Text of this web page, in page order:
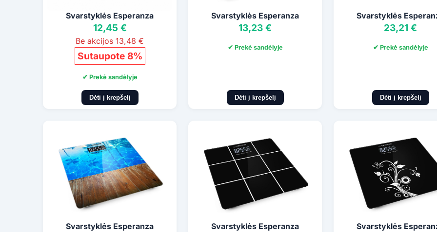
Svarstyklės Esperanza
12,45 €
Be akcijos 13,48 €
Sutaupote 8%
✔ Prekė sandėlyje
Dėti į krepšelį
Svarstyklės Esperanza
13,23 €
✔ Prekė sandėlyje
Dėti į krepšelį
Svarstyklės
23,21 €
✔ Prekė sandėlyje
Dėti į krepšelį
Svarstyklės Esperanza Svarstyklės Esperanza Svarstyklės